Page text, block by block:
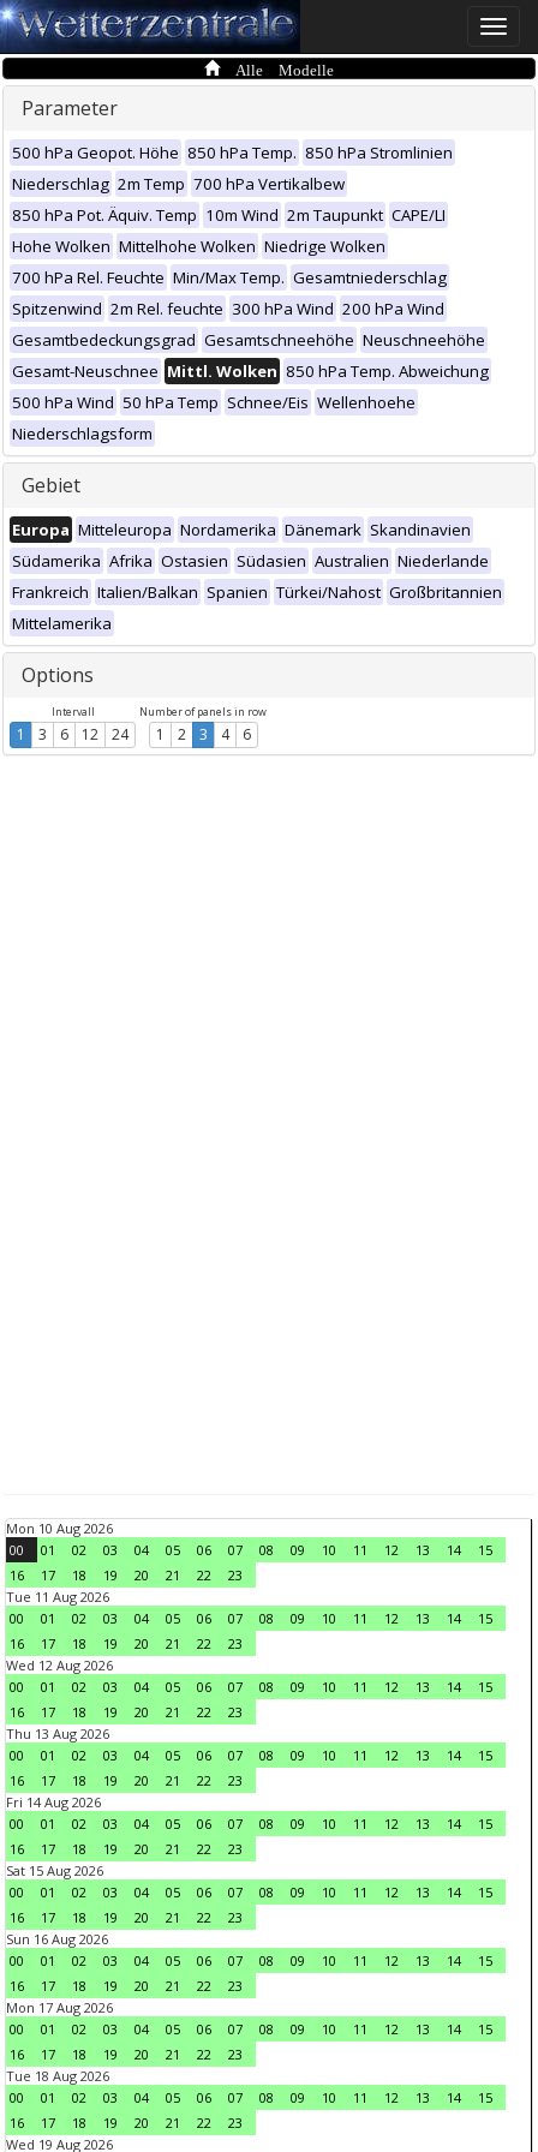
Toggle
Alle Modelle
Parameter
500 hPa Geopot. Höhe 850 hPa Temp. 850 hPa Stromlinien
Niederschlag 2m Temp 700 hPa Vertikalbew
850 hPa Pot. Äquiv. Temp 10m Wind 2m Taupunkt CAPE/LI
Hohe Wolken Mittelhohe Wolken Niedrige Wolken
700 hPa Rel. Feuchte Min/Max Temp. Gesamtniederschlag
Spitzenwind 2m Rel. feuchte 300 hPa Wind 200 hPa Wind
Gesamtbedeckungsgrad Gesamtschneehöhe Neuschneehöhe
Gesamt-Neuschnee Mittl. Wolken 850 hPa Temp. Abweichung
500 hPa Wind 50 hPa Temp Schnee/Eis Wellenhoehe
Niederschlagsform
Gebiet
Europa Mitteleuropa Nordamerika Dänemark Skandinavien
Südamerika Afrika Ostasien Südasien Australien Niederlande
Frankreich Italien/Balkan Spanien Türkei/Nahost Großbritannien
Mittelamerika
Options
Intervall
1 3 6 12 24
Number of panels in row
1 2 3 4 6
Mon 10 Aug 2026
00
01 02 03 04 05 06 07 08 09 10 11 12 13 14
15
16
17 18 19 20 21 22
23
Tue 11 Aug 2026
00
01 02 03 04 05 06 07 08 09 10 11 12 13 14
15
16
17 18 19 20 21 22
23
Wed 12 Aug 2026
00
01 02 03 04 05 06 07 08 09 10 11 12 13 14
15
16
17 18 19 20 21 22
23
Thu 13 Aug 2026
00
01 02 03 04 05 06 07 08 09 10 11 12 13 14
15
16
17 18 19 20 21 22
23
Fri 14 Aug 2026
00
01 02 03 04 05 06 07 08 09 10 11 12 13 14
15
16
17 18 19 20 21 22
23
Sat 15 Aug 2026
00
01 02 03 04 05 06 07 08 09 10 11 12 13 14
15
16
17 18 19 20 21 22
23
Sun 16 Aug 2026
00
01 02 03 04 05 06 07 08 09 10 11 12 13 14
15
16
17 18 19 20 21 22
23
Mon 17 Aug 2026
00
01 02 03 04 05 06 07 08 09 10 11 12 13 14
15
16
17 18 19 20 21 22
23
Tue 18 Aug 2026
00
01 02 03 04 05 06 07 08 09 10 11 12 13 14
15
16
17 18 19 20 21 22
23
Wed 19 Aug 2026